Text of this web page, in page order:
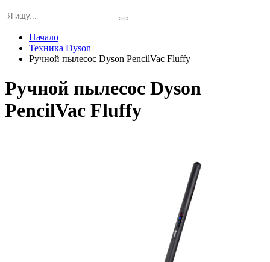
Начало
Техника Dyson
Ручной пылесос Dyson PencilVac Fluffy
Ручной пылесос Dyson
PencilVac Fluffy